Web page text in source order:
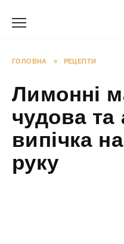
ГОЛОВНА » РЕЦЕПТИ
Лимонні
чудова та
випічка
руку